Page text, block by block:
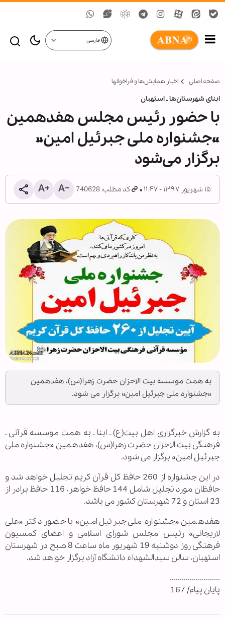
فارسی
صفحه اصلی اخبار همايش‌ها و فراخوان‏ها
ابنای شهرستان‌ها ـ استهبان
با حضور رئیس مجلس هفدهمین
«جشنواره ملی جبرئیل امین»
برگزار می‌شود
۱۵ شهریور ۱۳۹۷ - ۱۱:۴۷ کد مطلب: 740628
به همت موسسه بیت الاحزان حضرت زهرا(س)، هفدهمین
«جشنواره ملی جبرئیل امین» برگزار می شود.
به گزارش خبرگزاری اهل بیت(ع) ـ ابنا ـ به همت موسسه قرآنی ـ
فرهنگی بیت الاحزان حضرت زهرا(س)، هفدهمین «جشنواره ملی
جبرئیل امین» برگزار می شود.
در این جشنواره از 260 حافظ کل قرآن کریم تجلیل خواهد شد و
حافظان مورد تجلیل شامل 144 حافظ خواهر، 116 حافظ برادر از
23 استان و 72 شهرستان کشور می باشد.
هفدهمین «جشنواره ملی جبرئیل امین» با حضور دکتر «علی
لاریجانی» رئیس مجلس شورای اسلامی و اعضای کمسیون
فرهنگی روز دوشنبه 19 شهریور ماه ساعت 8 صبح در شهرستان
استهبان، سالن سیدالشهداء دانشگاه آزاد برگزار خواهد شد.
.........................
پایان پیام/ 167